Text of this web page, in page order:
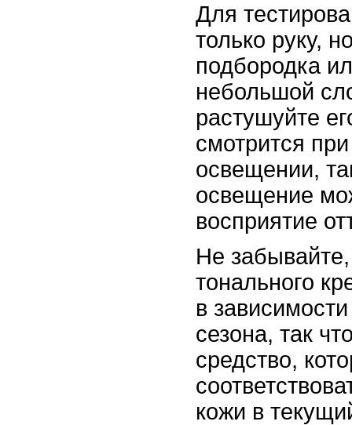
Для
только руку,
подбородка
небольшой
растушуйте
смотрится
освещении,
освещение
восприятие
Не забывайте,
тонального
в
сезона, так
средство,
кожи в